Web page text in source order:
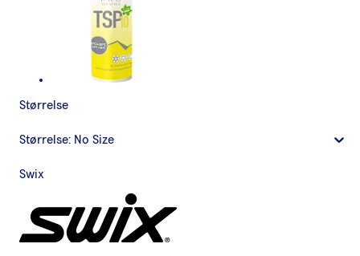
Størrelse
Størrelse: No Size
Swix